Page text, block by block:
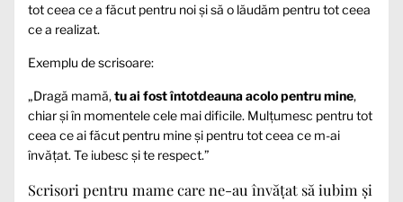
tot ceea ce a făcut pentru noi și să o lăudăm pentru tot ceea
ce a realizat.
Exemplu de scrisoare:
„Dragă mamă,tu ai fost întotdeauna acolo pentru mine,
chiar și în momentele cele mai dificile. Mulțumesc pentru tot
ceea ce ai făcut pentru mine și pentru tot ceea ce m-ai
învățat. Te iubesc și te respect.”
Scrisori pentru mame care ne-au învățat să iubim și